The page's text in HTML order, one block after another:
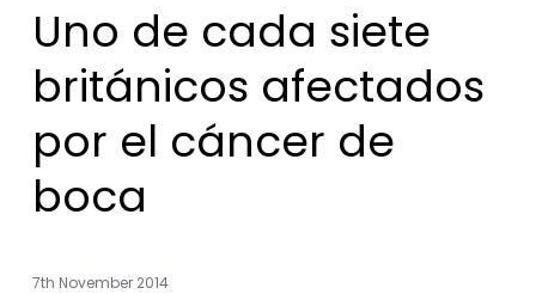
Uno de cada siete
británicos afectados
por el cáncer de
boca
7th November 2014